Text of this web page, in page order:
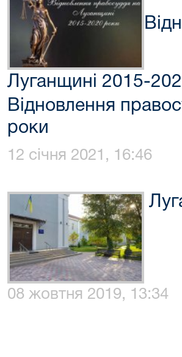
Луганщині 2015-
Відновлення
роки
12 січня 2021, 16:46
08 жовтня 2019, 13:34